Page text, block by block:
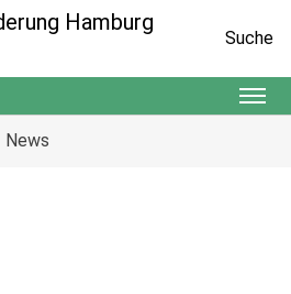
Suche
News